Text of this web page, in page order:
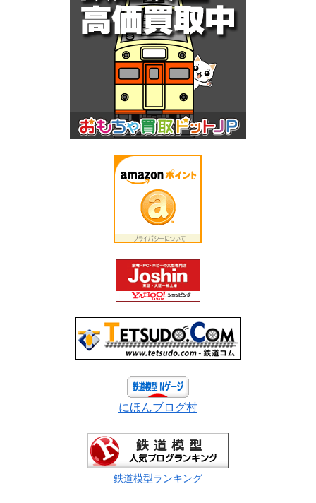
にほんブログ村
鉄道模型ランキング